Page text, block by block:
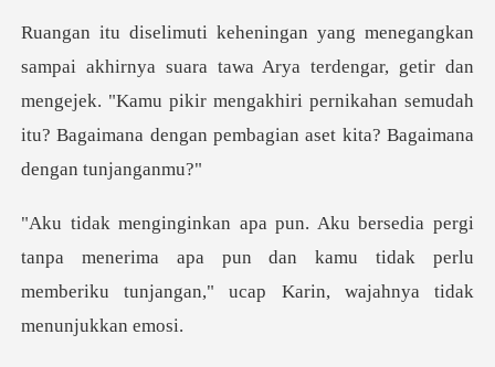
a Arya terdengar, getir dan
mengejek. "Kamu pikir mengakhiri pernikahan semu
npa menerima apa pun dan kamu tidak perlu
memberiku tu